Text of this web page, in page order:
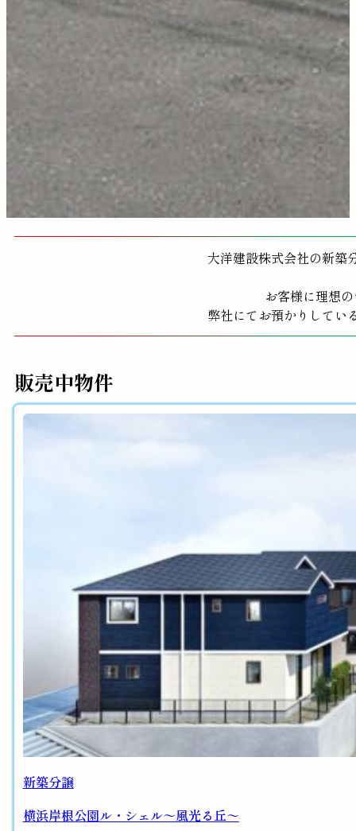
大洋建設株式会社の新築
お客様に理想
弊社にてお預かりしてい
販売中物件
新築分譲
横浜岸根公園ル・シェル～風光る丘～